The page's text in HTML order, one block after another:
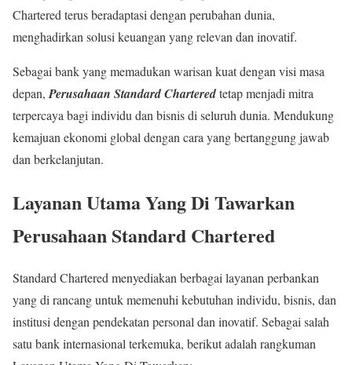
Chartered terus beradaptasi dengan perubahan dunia,
menghadirkan solusi keuangan yang relevan dan inovatif.
Sebagai bank yang memadukan warisan kuat dengan visi masa
depan, Perusahaan Standard Charteredtetap menjadi mitra
terpercaya bagi individu dan bisnis di seluruh dunia. Mendukung
kemajuan ekonomi global dengan cara yang bertanggung jawab
dan berkelanjutan.
Layanan Utama Yang Di Tawarkan
Perusahaan Standard Chartered
Standard Chartered menyediakan berbagai layanan perbankan
yang di rancang untuk memenuhi kebutuhan individu, bisnis, dan
institusi dengan pendekatan personal dan inovatif. Sebagai salah
satu bank internasional terkemuka, berikut adalah rangkuman